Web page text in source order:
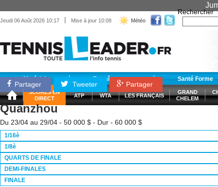
Jeudi 06 Août 2026 10:17 | Mise à jour 10:08 Météo
Rechercher
Matériel Entraînement Santé Forme
SCORES EN
DIRECT
ATP WTA LES FRANÇAIS
GRAND
CHELEM
Partager Tweeter Partager
Quanzhou
Du 23/04 au 29/04 - 50 000 $ - Dur - 60 000 $
1/16è
1/8è
QUARTS DE FINALE
DEMI-FINALES
FINALE